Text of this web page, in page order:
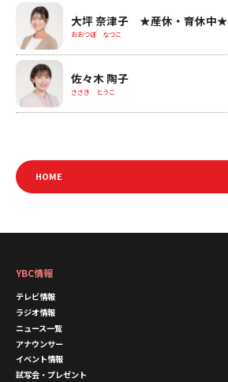
大坪 奈津子 ★産休・育休中★
おおつぼ なつこ
佐々木 陶子
ささき とうこ
HOME
YBC情報
テレビ情報
ラジオ情報
ニュース一覧
アナウンサー
イベント情報
試写会・プレゼント